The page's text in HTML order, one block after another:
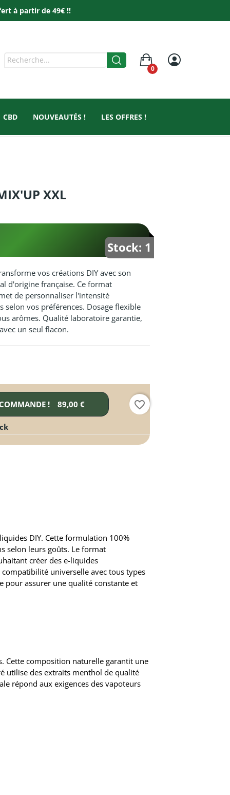
à partir de 49€ !!
0
CBD NOUVEAUTÉS ! LES OFFRES !
XXL
Stock: 1
vos créations DIY avec son
d'origine française. Ce format
de personnaliser l'intensité
selon vos préférences. Dosage flexible
arômes. Qualité laboratoire garantie,
un seul flacon.
! 89,00 € favorite_border
DIY. Cette formulation 100%
selon leurs goûts. Le format
créer des e-liquides
universelle avec tous types
pour assurer une qualité constante et
Cette composition naturelle garantit une
utilise des extraits menthol de qualité
répond aux exigences des vapoteurs